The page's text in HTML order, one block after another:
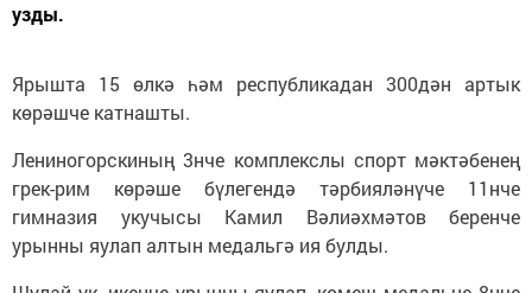
узды.
Ярышта 15 өлкә һәм республикадан 300дән артык
көрәшче катнашты.
Лениногорскиның 3нче комплекслы спорт мәктәбенең
грек-рим көрәше бүлегендә тәрбияләнүче 11нче
гимназия укучысы Камил Вәлиәхмәтов беренче
урынны яулап алтын медальгә ия булды.